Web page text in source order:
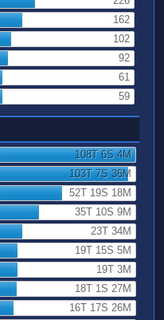
162
102
92
61
59
108T 6S 4M
103T 7S 36M
52T 19S 18M
35T 10S 9M
23T 34M
19T 15S 5M
19T 3M
18T 1S 27M
16T 17S 26M